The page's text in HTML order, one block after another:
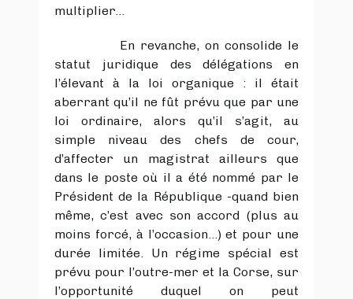
multiplier…
En revanche, on consolide le
statut juridique des délégations en
l’élevant à la loi organique : il était
aberrant qu’il ne fût prévu que par une
loi ordinaire, alors qu’il s’agit, au
simple niveau des chefs de cour,
d’affecter un magistrat ailleurs que
dans le poste où il a été nommé par le
Président de la République -quand bien
même, c’est avec son accord (plus au
moins forcé, à l’occasion…) et pour une
durée limitée. Un régime spécial est
prévu pour l’outre-mer et la Corse, sur
l’opportunité duquel on peut